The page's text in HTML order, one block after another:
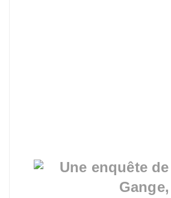
Une enquête
Gange,